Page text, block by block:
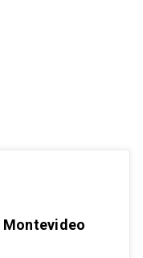
Montevideo